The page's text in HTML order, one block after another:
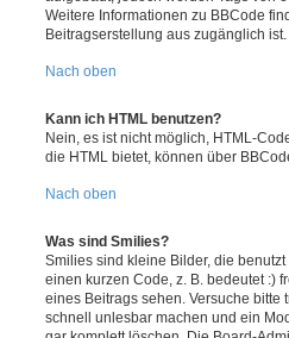
Weitere Informationen zu BBCode
Beitragserstellung aus zugänglich ist.
Nach oben
Kann ich HTML benutzen?
Nein, es ist nicht möglich, HTML-
die HTML bietet, können über
Nach oben
Was sind Smilies?
Smilies sind kleine Bilder, die
einen kurzen Code, z. B. bedeutet :)
eines Beitrags sehen. Versuche
schnell unlesbar machen und ein